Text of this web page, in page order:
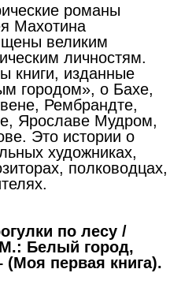
романы
Махотина
великим
личностям.
книги, изданные
городом», о Бахе,
Рембрандте,
Ярославе Мудром,
Это истории о
художниках,
полководцах,
по лесу /
Белый город,
(Моя первая книга).